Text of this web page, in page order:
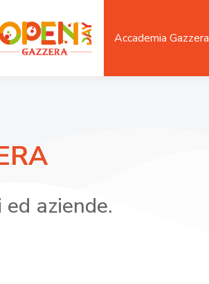
Accademia Gazzera
aziende.